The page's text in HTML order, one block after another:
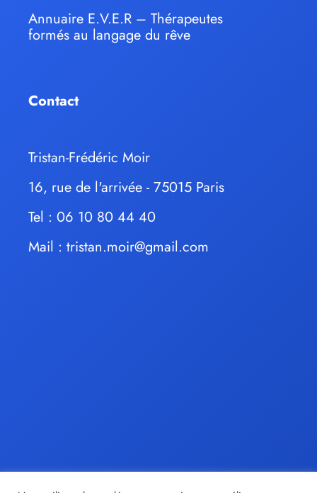
Annuaire E.V.E.R – Thérapeutes
formés au langage du rêve
Contact
Tristan-Frédéric Moir
16, rue de l'arrivée - 75015 Paris
Tel : 06 10 80 44 40
Mail : tristan.moir@gmail.com